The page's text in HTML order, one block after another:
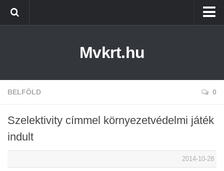
Tiszaújváros
Kazincbarcika
Mvkrt.hu
BELFÖLD 0
Szelektivity címmel környezetvédelmi játék
indult
2014-10-28